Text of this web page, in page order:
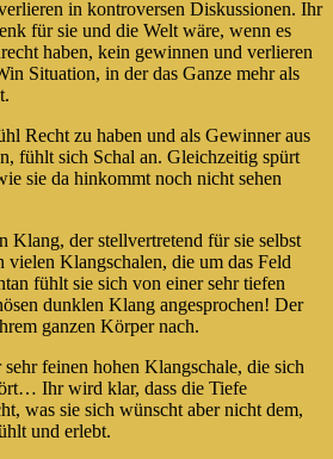
in kontroversen Diskussionen. Ihr
für sie und die Welt wäre, wenn es
haben, kein gewinnen und verlieren
Situation, in der das Ganze mehr als
Recht zu haben und als Gewinner aus
fühlt sich Schal an. Gleichzeitig spürt
sie da hinkommt noch nicht sehen
Klang, der stellvertretend für sie selbst
vielen Klangschalen, die um das Feld
fühlt sie sich von einer sehr tiefen
dunklen Klang angesprochen! Der
ganzen Körper nach.
feinen hohen Klangschale, die sich
Ihr wird klar, dass die Tiefe
was sie sich wünscht aber nicht dem,
und erlebt.